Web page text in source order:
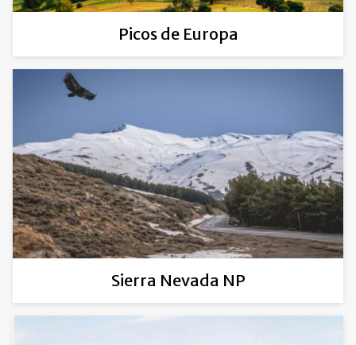
Picos de Europa
Sierra Nevada NP